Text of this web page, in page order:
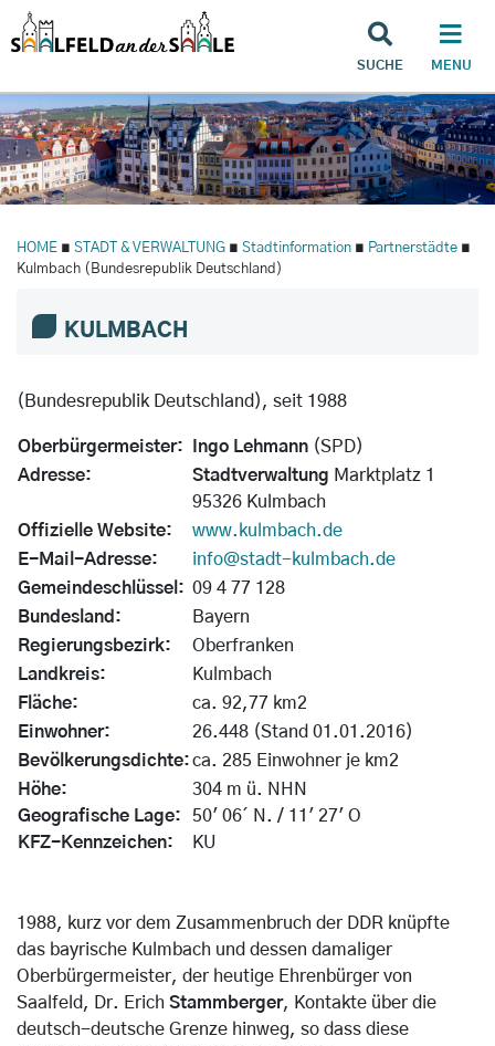
SUCHE MENU
HOME ∎ STADT & VERWALTUNG ∎ Stadtinformation ∎ Partnerstädte ∎
Kulmbach (Bundesrepublik Deutschland)
KULMBACH
(Bundesrepublik Deutschland), seit 1988
Oberbürgermeister: Ingo Lehmann (SPD)
Adresse:
Stadtverwaltung Marktplatz 1
95326 Kulmbach
Offizielle Website:
www.kulmbach.de
E-Mail-Adresse:
info@stadt-kulmbach.de
Gemeindeschlüssel: 09 4 77 128
Bundesland:
Bayern
Regierungsbezirk:
Oberfranken
Landkreis:
Kulmbach
Fläche:
ca. 92,77 km2
Einwohner:
26.448 (Stand 01.01.2016)
Bevölkerungsdichte:ca. 285 Einwohner je km2
Höhe:
Geografische Lage:
KFZ-Kennzeichen:
304 m ü. NHN
50' 06´ N. / 11' 27' O
KU
1988, kurz vor dem Zusammenbruch der DDR knüpfte
das bayrische Kulmbach und dessen damaliger
Oberbürgermeister, der heutige Ehrenbürger von
Saalfeld, Dr. Erich Stammberger, Kontakte über die
deutsch-deutsche Grenze hinweg, so dass diese